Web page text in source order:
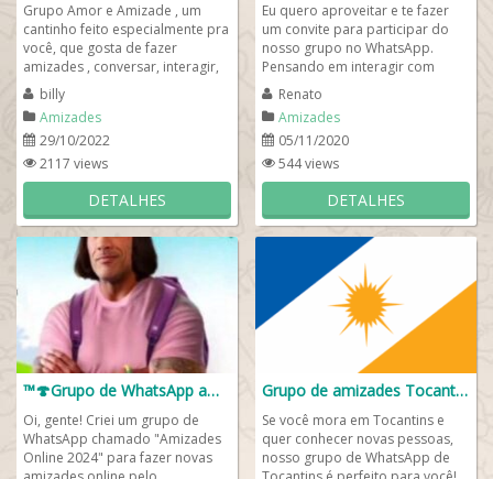
Grupo Amor e Amizade , um
cantinho feito especialmente pra
você, que gosta de fazer
amizades , conversar, interagir,
conhecer pessoas novas! entrou
pelo...
billy
Amizades
29/10/2022
2117 views
DETALHES
Eu quero aproveitar e te fazer
um convite para participar do
nosso grupo no WhatsApp.
Pensando em interagir com
clientes e amigos criei o um
grupo de whats...
Renato
Amizades
05/11/2020
544 views
DETALHES
™🍄Grupo de WhatsApp amizades online 2024🤣🔥
Oi, gente! Criei um grupo de
WhatsApp chamado "Amizades
Online 2024" para fazer novas
Grupo de amizades Tocantins (TO)🌅
Se você mora em Tocantins e
quer conhecer novas pessoas,
nosso grupo de WhatsApp de